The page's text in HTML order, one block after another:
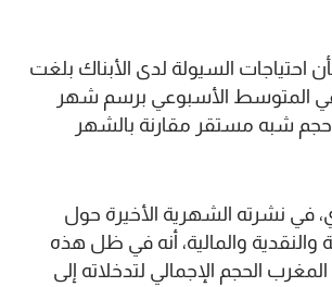
احتياجات السيولة لدى الأبناك بلغت
في المتوسط الأسبوعي برسم شهر
وهو حجم شبه مستقر مقارنة بالشهر
في نشرته الشهرية الأخيرة حول
والنقدية والمالية، أنه في ظل هذه
الحجم الإجمالي لتدخلاته إلى